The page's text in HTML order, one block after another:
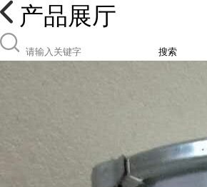
产品展厅
搜索